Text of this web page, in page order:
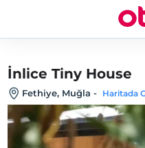
İnlice Tiny House
Fethiye, Muğla - Haritada